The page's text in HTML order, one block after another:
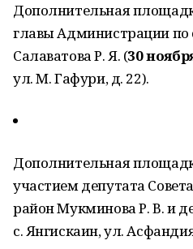
Дополнительная
главы Администрации
Салаватова Р. Я. (30
ул. М. Гафури, д. 22).
Дополнительная
участием депутата
район Мукминова Р. В. и
с. Янгискаин, ул.